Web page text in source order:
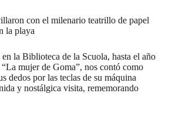
con el milenario teatrillo de papel
la playa
la Biblioteca de la Scuola, hasta el año
mujer de Goma”, nos contó como
dedos por las teclas de su máquina
y nostálgica visita, rememorando